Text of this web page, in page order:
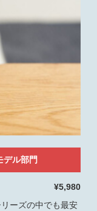
デル部門
¥5,980
ーズの中でも最安